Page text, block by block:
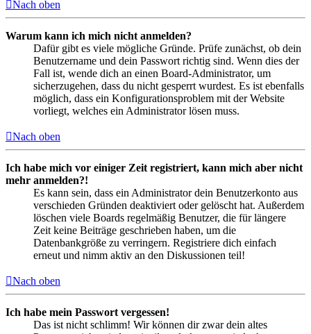
Nach oben
Warum kann ich mich nicht anmelden?
Dafür gibt es viele mögliche Gründe. Prüfe zunächst, ob dein
Benutzername und dein Passwort richtig sind. Wenn dies der
Fall ist, wende dich an einen Board-Administrator, um
sicherzugehen, dass du nicht gesperrt wurdest. Es ist ebenfalls
möglich, dass ein Konfigurationsproblem mit der Website
vorliegt, welches ein Administrator lösen muss.
Nach oben
Ich habe mich vor einiger Zeit registriert, kann mich aber nicht
mehr anmelden?!
Es kann sein, dass ein Administrator dein Benutzerkonto aus
verschieden Gründen deaktiviert oder gelöscht hat. Außerdem
löschen viele Boards regelmäßig Benutzer, die für längere
Zeit keine Beiträge geschrieben haben, um die
Datenbankgröße zu verringern. Registriere dich einfach
erneut und nimm aktiv an den Diskussionen teil!
Nach oben
Ich habe mein Passwort vergessen!
Das ist nicht schlimm! Wir können dir zwar dein altes